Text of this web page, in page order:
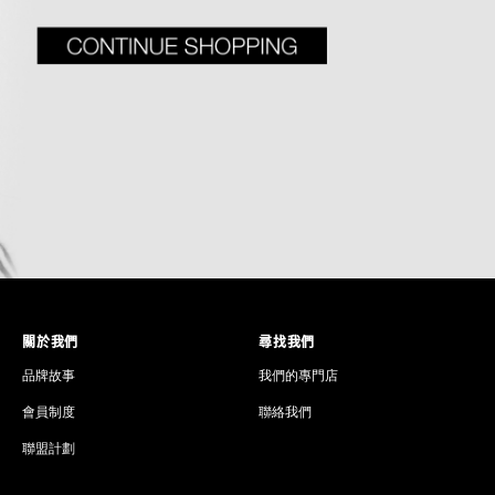
關於我們
品牌故事
會員制度
聯盟計劃
尋找我們
我們的專門店
聯絡我們